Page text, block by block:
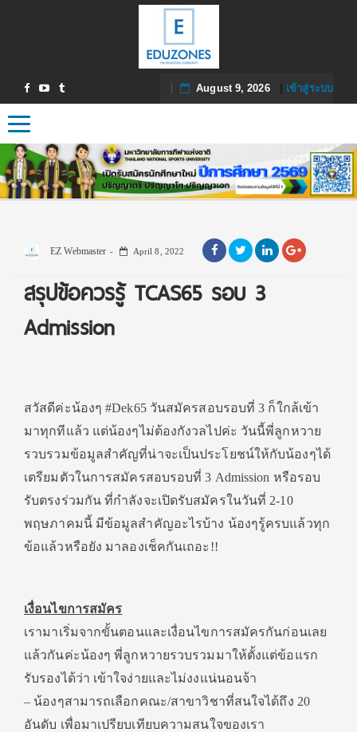
August 9, 2026| เข้าสู่ระบบ
Toggle navigation
EZ Webmaster April 8, 2022
สรุปข้อควรรู้ TCAS65 รอบ 3
Admission
สวัสดีค่ะน้องๆ #Dek65 วันสมัครสอบรอบที่ 3 ก็ใกล้เข้า
มาทุกทีแล้ว แต่น้องๆไม่ต้องกังวลไปค่ะ วันนี้พี่ลูกหวาย
รวบรวมข้อมูลสำคัญที่น่าจะเป็นประโยชน์ให้กับน้องๆได้
เตรียมตัวในการสมัครสอบรอบที่ 3 Admission หรือรอบ
รับตรงร่วมกัน ที่กำลังจะเปิดรับสมัครในวันที่ 2-10
พฤษภาคมนี้ มีข้อมูลสำคัญอะไรบ้าง น้องๆรู้ครบแล้วทุก
ข้อแล้วหรือยัง มาลองเช็คกันเถอะ!!
เงื่อนไขการสมัคร
เรามาเริ่มจากขั้นตอนและเงื่อนไขการสมัครกันก่อนเลย
แล้วกันค่ะน้องๆ พี่ลูกหวายรวบรวมมาให้ตั้งแต่ข้อแรก
รับรองได้ว่า เข้าใจง่ายและไม่งงแน่นอนจ้า
– น้องๆสามารถเลือกคณะ/สาขาวิชาที่สนใจได้ถึง 20
อันดับ เพื่อมาเปรียบเทียบความสนใจของเรา